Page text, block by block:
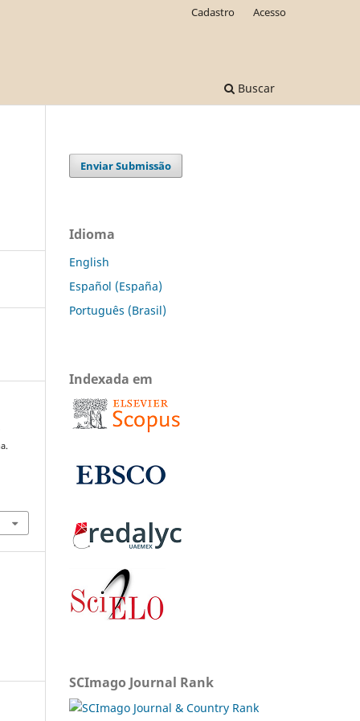
Buscar
Cadastro Acesso
Enviar Submissão
Idioma
English
Español (España)
Português (Brasil)
Indexada em
SCImago Journal Rank